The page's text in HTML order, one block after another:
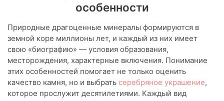
особенности
Природные драгоценные минералы формируются в
земной коре миллионы лет, и каждый из них имеет
свою «биографию» — условия образования,
месторождения, характерные включения. Понимание
этих особенностей помогает не только оценить
качество камня, но и выбрать серебряное украшение,
которое прослужит десятилетиями. Каждый вид